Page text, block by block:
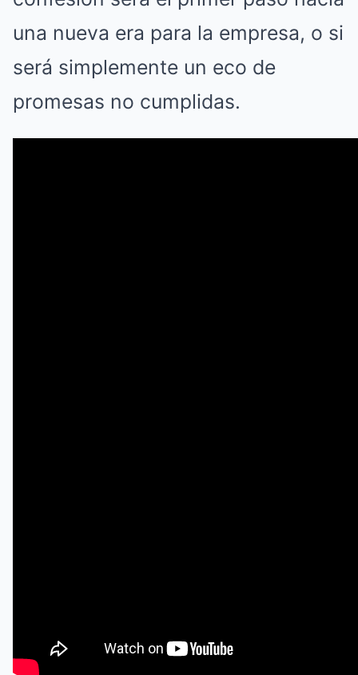
una nueva era para la empresa, o si
será simplemente un eco de
promesas no cumplidas.